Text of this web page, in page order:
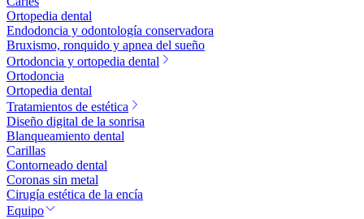
Ortopedia dental
Endodoncia y odontología conservadora
Bruxismo, ronquido y apnea del sueño
Ortodoncia y ortopedia dental
Ortodoncia
Ortopedia dental
Tratamientos de estética
Diseño digital de la sonrisa
Blanqueamiento dental
Carillas
Contorneado dental
Coronas sin metal
Cirugía estética de la encía
Equipo